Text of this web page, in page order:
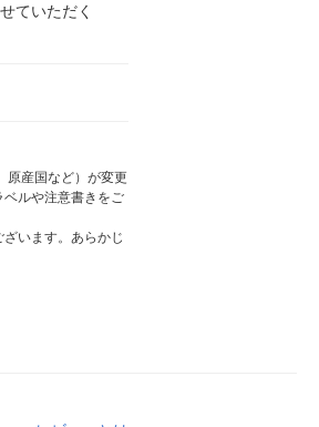
ていただく
原産国など）が変更
ルや注意書きをご
います。あらかじ